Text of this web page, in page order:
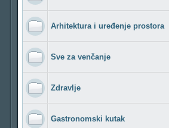
Arhitektura i uređenje prostora
Sve za venčanje
Zdravlje
Gastronomski kutak